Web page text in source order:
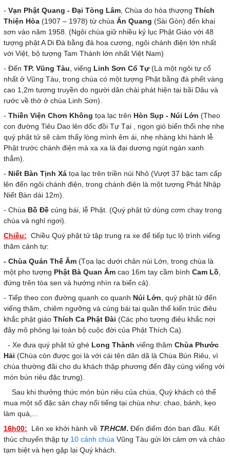
- Vạn Phật Quang - Đại Tòng Lâm, Chùa do hòa thượng Thích
Thiện Hòa(1907 – 1978) từ chùa Ấn Quang (Sài Gòn) đến khai
sơn vào năm 1958. (Ngôi chùa giữ nhiều kỷ lục Phật Giáo với 48
tượng phật A Di Đà bằng đá hoa cương, ngôi chánh điện lớn nhất
với Việt, bộ tượng Tam Thánh lớn nhất Việt Nam)
- Đến TP. Vũng Tàu , viếng Linh Sơn Cổ Tự(Là một ngôi tự cổ
nhất ở Vũng Tàu, trong chùa có một tượng Phật bằng đá phết vàng
cao 1,2m tương truyền do người dân chài phát hiện tại bãi Dâu và
rước về thờ ở chùa Linh Sơn).
- Thiền Viện Chơn Không tọa lạc trên Hòn Sụp - Núi Lớn (Theo
con đường Tiêu Dao lên dốc đồi Tự Tại , ngọn gió biển thổi nhẹ nhẹ
quý phật tử sẽ cảm thấy lòng mình êm ái, nhẹ nhàng khi hành lễ
Phật trước chánh điện mà xa xa là đại dương ngút ngàn xanh
thẳm).
- Niết Bàn Tịnh Xá tọa lạc trên triền núi Nhỏ (Vượt 37 bậc tam cấp
lên đến ngôi chánh điện, trong chánh điện là một tượng Phật Nhập
Niết Bàn dài 12m).
- Chùa Bồ Đềcúng bái, lễ Phật. (Quý phật tử dùng cơm chay trong
chùa và nghỉ ngơi).
Chiều: Chiều Quý phật tử tập trung ra xe để tiếp tục lộ trình viếng
thăm cảnh tự:
- Chùa Quán Thế Âm (Tọa lạc dưới chân núi Lớn, trong chùa là
một pho tượng Phật Bà Quan Âmcao 16m tay cầm bình Cam Lồ
đứng trên tòa sen và hướng nhìn ra biển cả).
- Tiếp theo con đường quanh co quanh Núi Lớn , quý phật tử đến
viếng thăm, chiêm ngưỡng và cúng bái tại quần thể kiến trúc điêu
khắc phật giáo Thích Ca Phật Đài (Các pho tượng điêu khắc nơi
đây mô phỏng lại toàn bộ cuộc đời của Phật Thích Ca).
- Xe đưa quý phật tử ghé Long Thành viếng thăm Chùa Phước
Hải (Chùa còn được gọi là với cái tên dân dã là Chùa Bún Riêu, vì
chùa thường đãi cho du khách thập phương đến đây cúng viếng với
món bún riêu đặc trưng).
Sau khi thưởng thức món bún riêu của chùa, Quý khách có thể
mua một số đặc sản chay nổi tiếng tại chùa như: chao, bánh, kẹo
làm quà,...
16h00:
Lên xe khởi hành vềTP.HCM. Đến điểm đón ban đầu. Kết
thúc chuyến thập tự 10 cảnh chùa Vũng Tàu gửi lời cảm ơn và chào
tạm biệt và hẹn gặp lại Quý khách.